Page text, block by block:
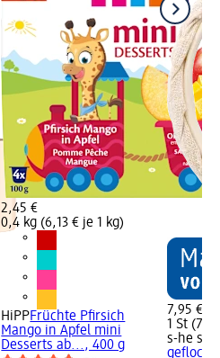
2,45 €
0,4 kg (6,13 € je 1 kg)
HiPPFrüchte Pfirsich
Mango in Apfel mini
Desserts ab..., 400 g
7,95 €
1 St
s-he